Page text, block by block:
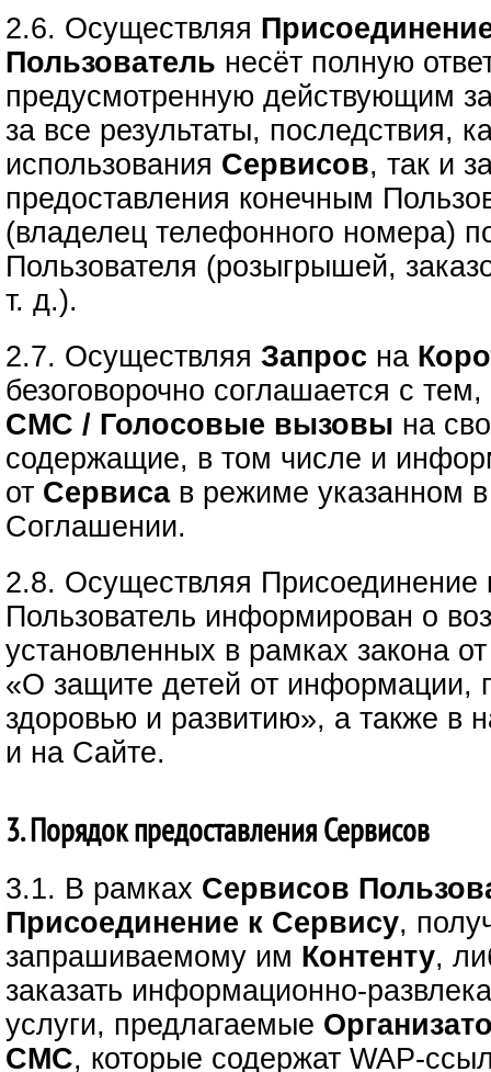
2.6. Осуществляя
Пользователь несёт полную
предусмотренную действующим
за все результаты, последствия,
использования Сервисов, так и
предоставления конечным
(владелец телефонного номера)
Пользователя (розыгрышей,
т. д.).
2.7. ОсуществляяЗапрос на
безоговорочно соглашается с
СМС / Голосовые вызовы на
содержащие, в том числе и
от Сервиса в режиме указанном
Соглашении.
2.8. Осуществляя Присоединение
Пользователь информирован о
установленных в рамках закона
«О защите детей от информации,
здоровью и развитию», а также в
и на Сайте.
3. Порядок предоставления Сервисов
3.1. В рамках Сервисов
Присоединение к Сервису,
запрашиваемому им Контенту,
заказать информационно-
услуги, предлагаемые
СМС, которые содержат WAP-